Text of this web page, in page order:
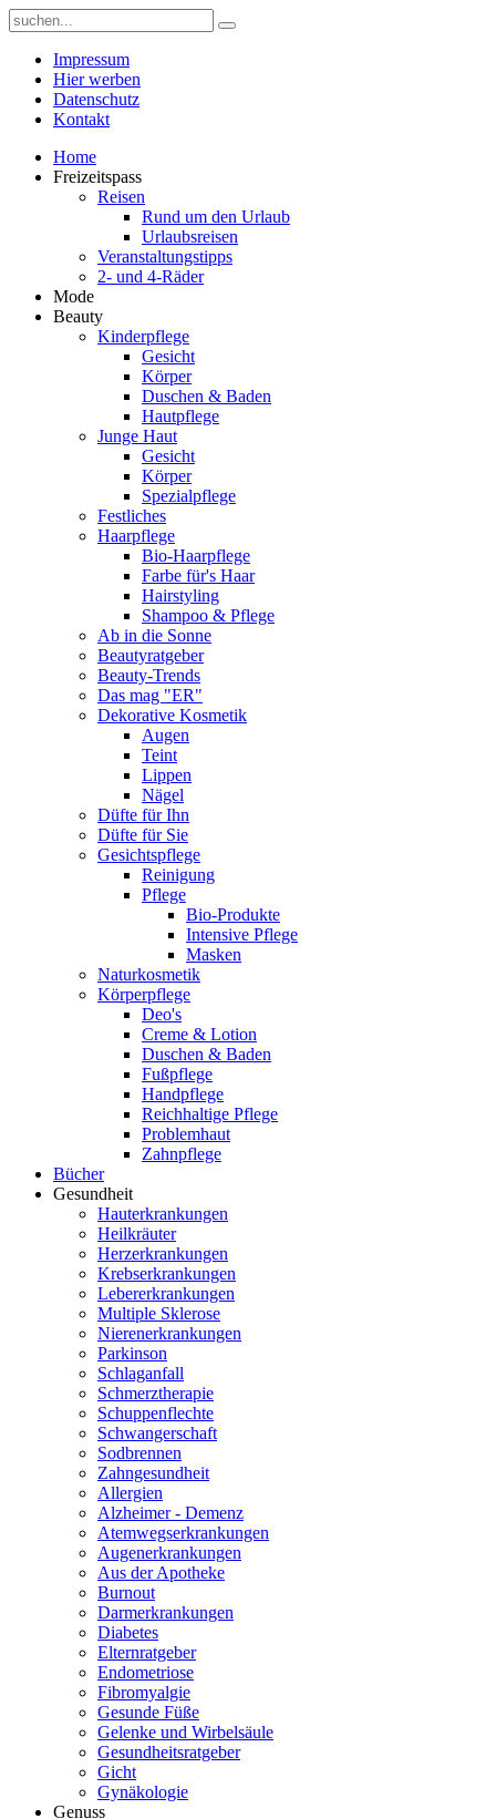
Impressum
Hier werben
Datenschutz
Kontakt
Home
Freizeitspass
Reisen
Rund um den Urlaub
Urlaubsreisen
Veranstaltungstipps
2- und 4-Räder
Mode
Beauty
Kinderpflege
Gesicht
Körper
Duschen & Baden
Hautpflege
Junge Haut
Gesicht
Körper
Spezialpflege
Festliches
Haarpflege
Bio-Haarpflege
Farbe für's Haar
Hairstyling
Shampoo & Pflege
Ab in die Sonne
Beautyratgeber
Beauty-Trends
Das mag "ER"
Dekorative Kosmetik
Augen
Teint
Lippen
Nägel
Düfte für Ihn
Düfte für Sie
Gesichtspflege
Reinigung
Pflege
Bio-Produkte
Intensive Pflege
Masken
Naturkosmetik
Körperpflege
Deo's
Creme & Lotion
Duschen & Baden
Fußpflege
Handpflege
Reichhaltige Pflege
Problemhaut
Zahnpflege
Bücher
Gesundheit
Hauterkrankungen
Heilkräuter
Herzerkrankungen
Krebserkrankungen
Lebererkrankungen
Multiple Sklerose
Nierenerkrankungen
Parkinson
Schlaganfall
Schmerztherapie
Schuppenflechte
Schwangerschaft
Sodbrennen
Zahngesundheit
Allergien
Alzheimer - Demenz
Atemwegserkrankungen
Augenerkrankungen
Aus der Apotheke
Burnout
Darmerkrankungen
Diabetes
Elternratgeber
Endometriose
Fibromyalgie
Gesunde Füße
Gelenke und Wirbelsäule
Gesundheitsratgeber
Gicht
Gynäkologie
Genuss